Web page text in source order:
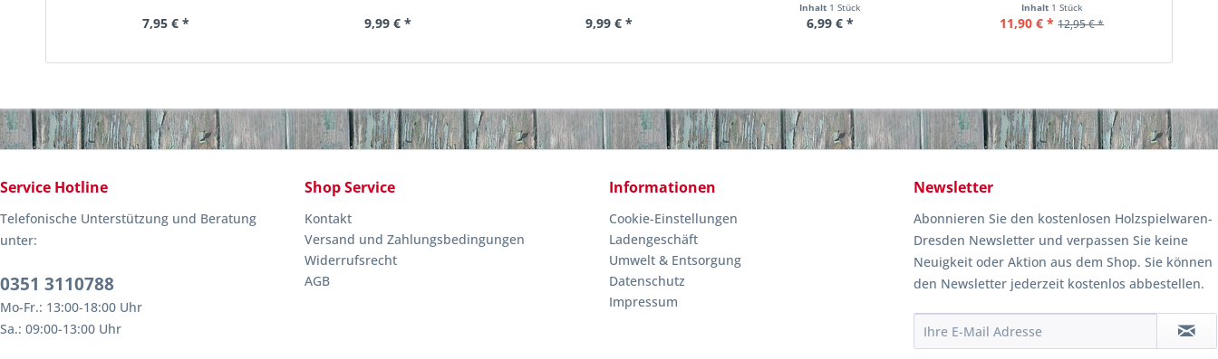
7,95 € * 9,99 € * 9,99 € *
Inhalt 1 Stück
6,99 € *
Inhalt 1 Stück
11,90 € * 12,95 € *
Service Hotline
Telefonische Unterstützung und Beratung
unter:
0351 3110788
Mo-Fr.: 13:00-18:00 Uhr
Sa.: 09:00-13:00 Uhr
Shop Service
Kontakt
Versand und Zahlungsbedingungen
Widerrufsrecht
AGB
Informationen
Cookie-Einstellungen
Ladengeschäft
Umwelt & Entsorgung
Datenschutz
Impressum
Newsletter
Abonnieren Sie den kostenlosen Holzspielwaren-
Dresden Newsletter und verpassen Sie keine
Neuigkeit oder Aktion aus dem Shop. Sie können
den Newsletter jederzeit kostenlos abbestellen.